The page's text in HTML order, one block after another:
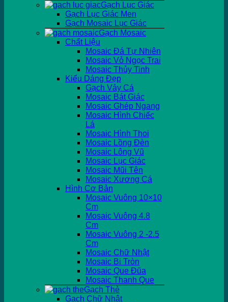
Gạch Lục Giác
Gạch Lục Giác Men
Gạch Mosaic Lục Giác
Gạch Mosaic
Chất Liệu
Mosaic Đá Tự Nhiên
Mosaic Vỏ Ngọc Trai
Mosaic Thủy Tinh
Kiểu Dáng Đẹp
Gạch Vảy Cá
Mosaic Bát Giác
Mosaic Ghép Ngang
Mosaic Hình Chiếc
Lá
Mosaic Hình Thoi
Mosaic Lồng Đèn
Mosaic Lông Vũ
Mosaic Lục Giác
Mosaic Mũi Tên
Mosaic Xương Cá
Hình Cơ Bản
Mosaic Vuông 10×10
Cm
Mosaic Vuông 4.8
Cm
Mosaic Vuông 2 -2.5
Cm
Mosaic Chữ Nhật
Mosaic Bi Tròn
Mosaic Que Đũa
Mosaic Thanh Que
Gạch Thẻ
Gạch Chữ Nhật